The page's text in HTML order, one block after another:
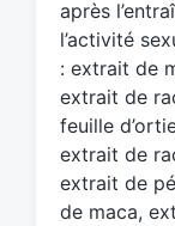
après
l’activité
: extrait de
extrait de
feuille
extrait de
extrait de
de maca,